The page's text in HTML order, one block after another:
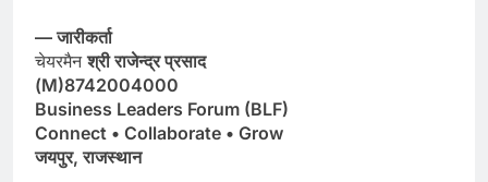
—जारीकर्ता
चेयरमैनश्रीराजेन्द्रप्रसाद
(M)8742004000
Business Leaders Forum (BLF)
Connect • Collaborate • Grow
जयपुर,राजस्थान